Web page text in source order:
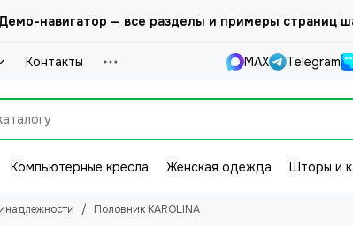
навигатор — все разделы и примеры страниц
Контакты MAX Telegram
Компьютерные кресла Женская одежда Шторы и
Половник KAROLINA